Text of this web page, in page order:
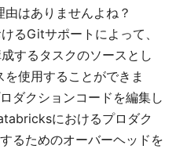
はありませんよね？
るGitサポートによって、
するタスクのソースとし
使用することができま
ダクションコードを編集し
におけるプロダク
るためのオーバーヘッドを